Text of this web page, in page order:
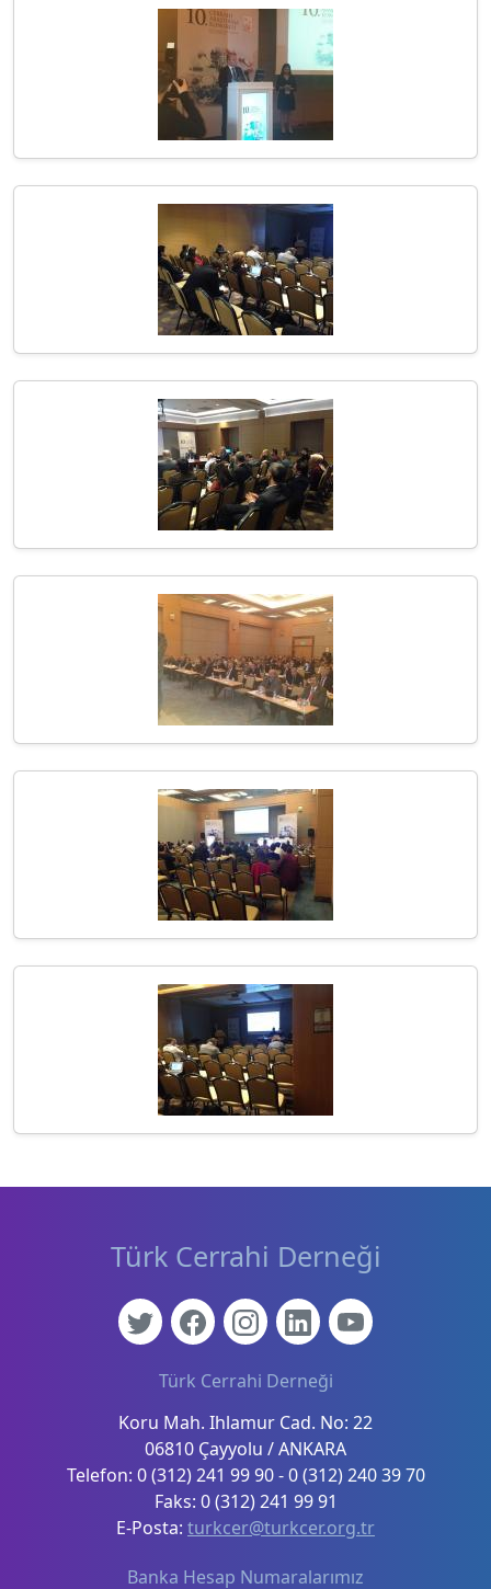
Türk Cerrahi Derneği
Koru Mah. Ihlamur Cad. No: 22
06810 Çayyolu / ANKARA
Telefon: 0 (312) 241 99 90 - 0 (312) 240 39 70
Faks: 0 (312) 241 99 91
E-Posta: turkcer@turkcer.org.tr
Türk Cerrahi Derneği
Banka Hesap Numaralarımız